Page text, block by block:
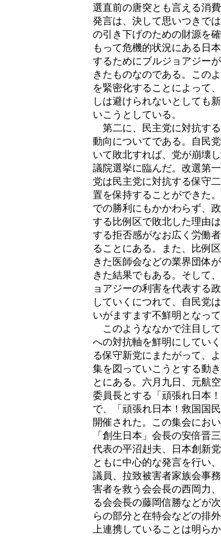
選直前の唐突とも言える消
発言は、決して思いつきで
の引き下げのための財源を
もって危機的状況にある日
するためにブルジョアジー
きたものなのである。この
を緊密化することによって
しは避けられないとしても
いこうとしている。
第二に、民主党に対抗す
動向についてである。自民
いて敗北すれば、党が崩壊
議院選挙に臨んだ。改選第
党は民主党に対抗する保守
置を保持することができた
での勝利にもかかわらず、
する比例区で敗北した理由
する拒否感がなお広く労働
ることにある。また、比例
きた医師会などの業界団体
きた結果でもある。そして
ョアジーの利害を代表する
していくにつれて、自民党
いがますます不鮮明となっ
このようななかで注目し
への対抗軸を鮮明にしてい
る保守新党にまたがって、
集を図っていこうとする動
とにある。六月九日、元航
委員長とする「頑張れ日本
で、「頑張れ日本！救国国
開催された。この集会にお
「創生日本」会長の安倍晋
代表の平沼赳夫、日本創新
ともに中心的な発言を行い
議員、拉致被害者家族会事
害者を救う会会長の西岡力
る会会長の藤岡信勝などが
らの部分と在特会などの排
上連携していることは明ら